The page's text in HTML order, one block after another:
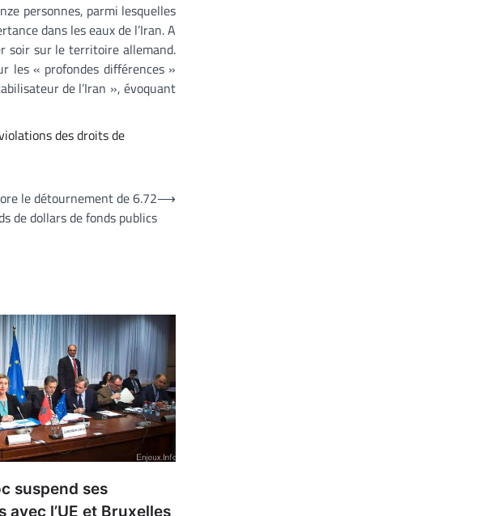
personnes, parmi lesquelles
dans les eaux de l’Iran. A
soir sur le territoire allemand.
les « profondes différences »
de l’Iran », évoquant
des droits de
le détournement de 6.72
de dollars de fonds publics
⟶
suspend ses
avec l’UE et Bruxelles